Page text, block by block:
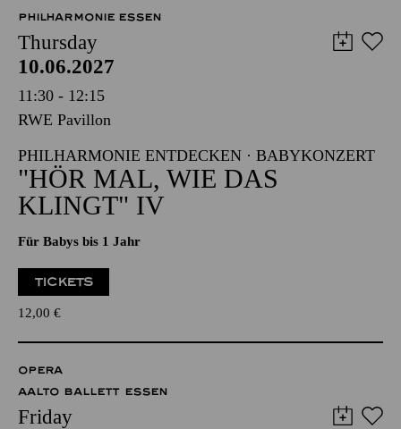
PHILHARMONIE ESSEN
Thursday
10.06.2027
11:30 - 12:15
RWE Pavillon
PHILHARMONIE ENTDECKEN · BABYKONZERT
"HÖR MAL, WIE DAS
KLINGT" IV
Für Babys bis 1 Jahr
TICKETS
12,00 €
OPERA
AALTO BALLETT ESSEN
Friday